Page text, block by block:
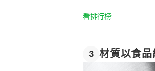
看排行榜
3 材質以食